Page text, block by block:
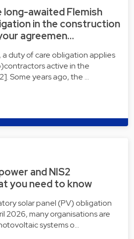
awaited Flemish
in the construction
agreemen…
a duty of care obligation applies
active in the
Some years ago, the …
and NIS2
you need to know
solar panel (PV) obligation
2026, many organisations are
systems o…